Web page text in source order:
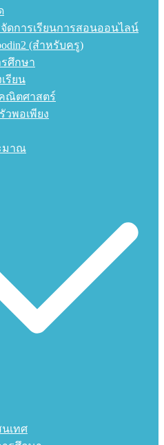
ดการเรียนการสอนออนไลน์
(สำหรับครู)
ศึกษา
รียน
ณิตศาสตร์
พอเพียง
มาณ
เทศ